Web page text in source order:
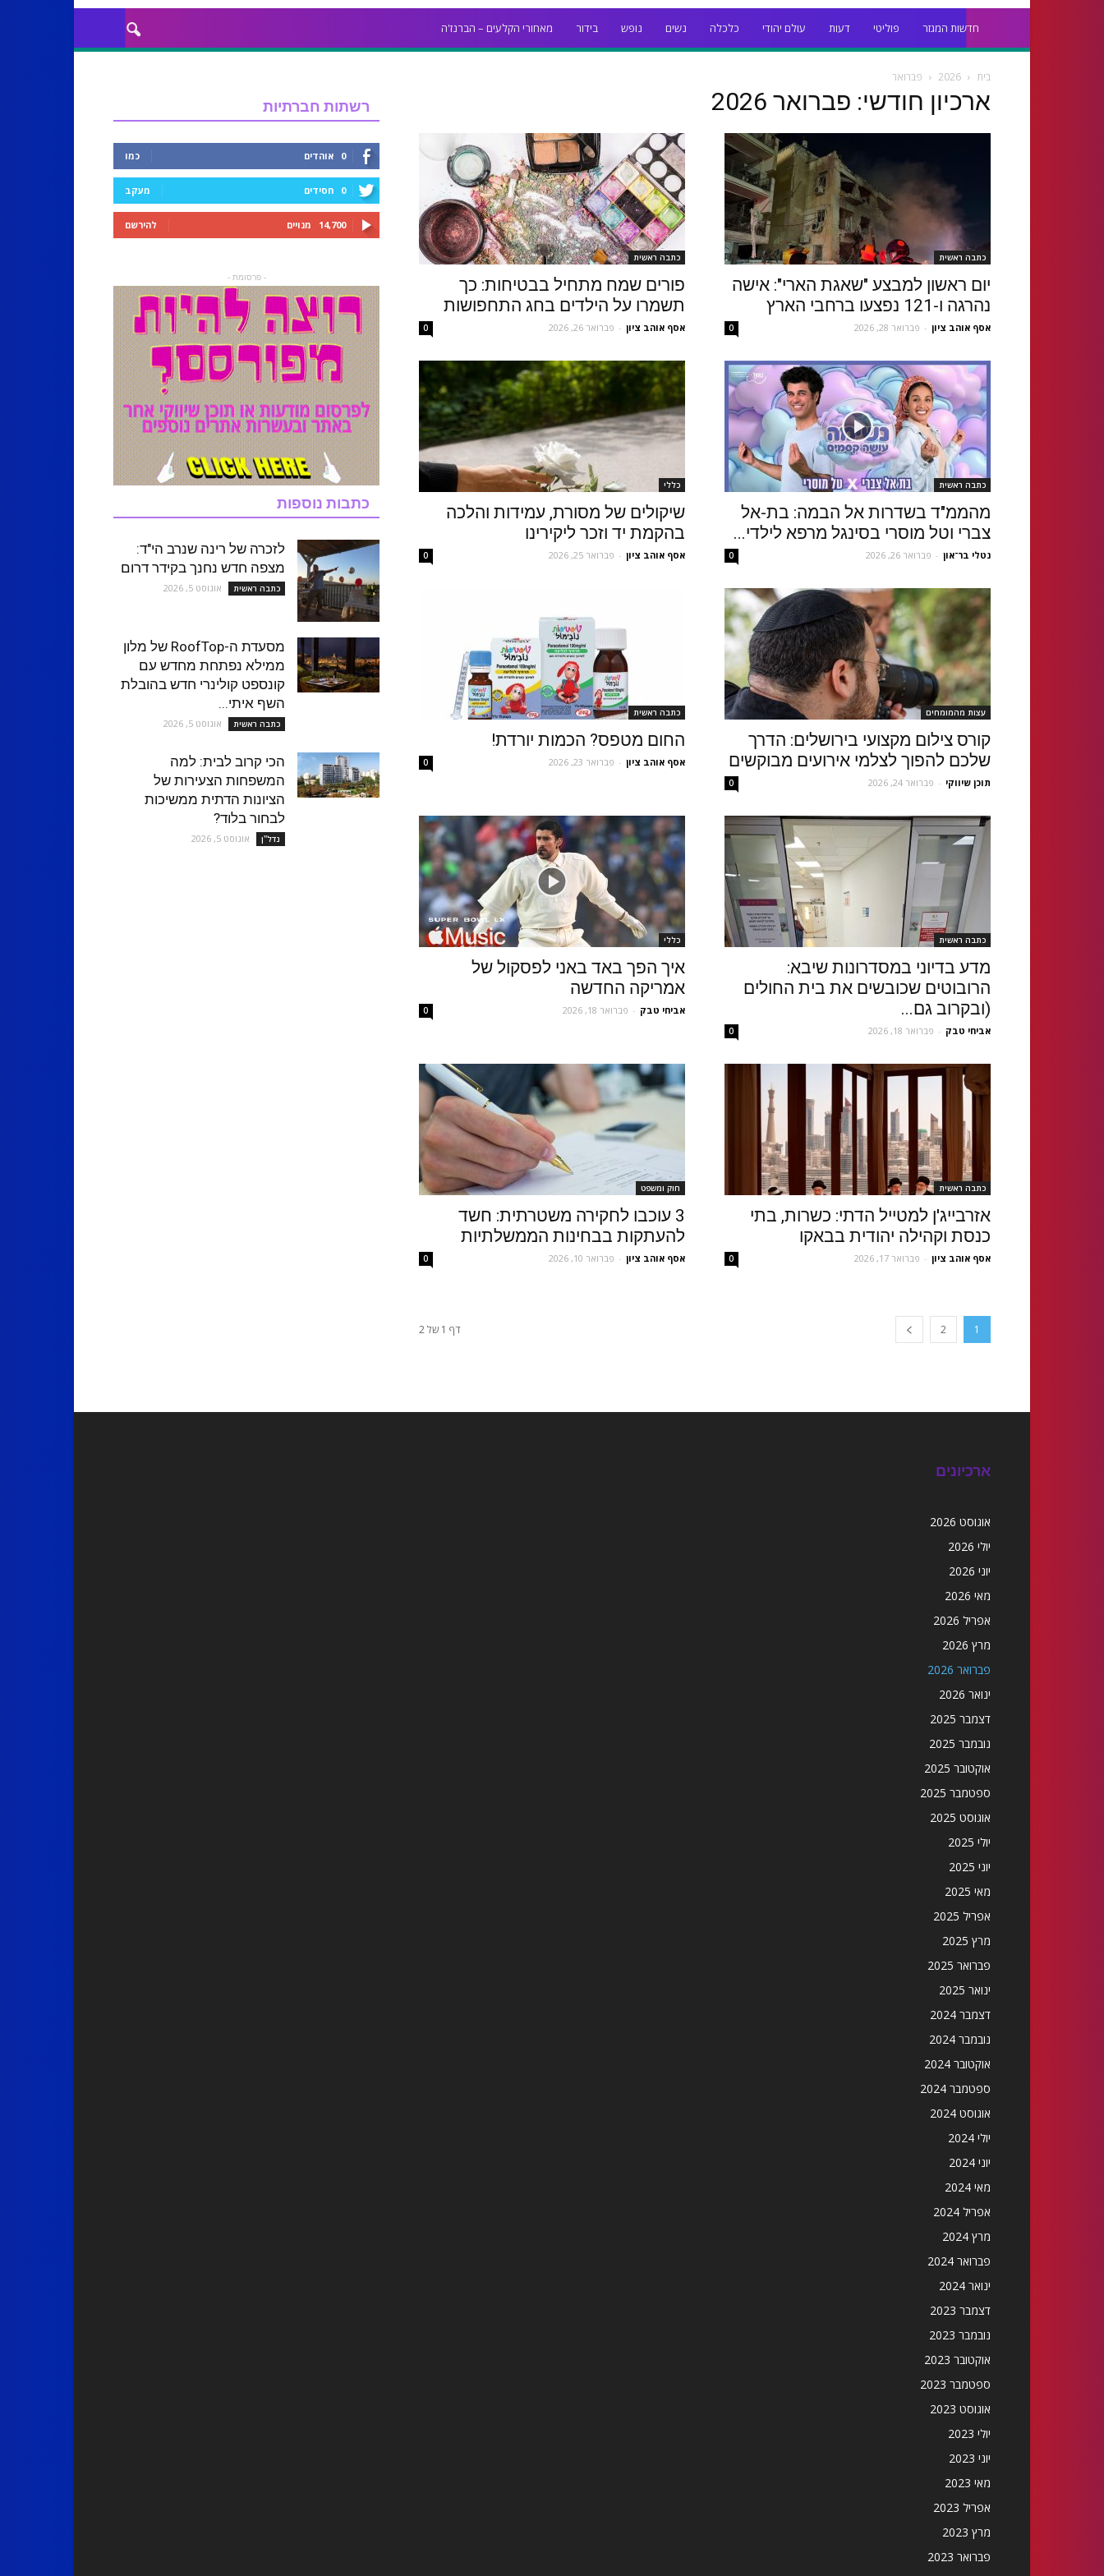
חדשות המגזר פוליטי דעות עולם יהודי כלכלה נשים נופש בידור מאחורי הקלעים – הברנז'ה
בית 2026 פברואר
ארכיון חודשי: פברואר 2026
כתבה ראשית
יום ראשון למבצע "שאגת הארי": אישה
נהרגה ו-121 נפצעו ברחבי הארץ
אסף אוהב ציון - פברואר 28, 2026 0
כתבה ראשית
פורים שמח מתחיל בבטיחות: כך
תשמרו על הילדים בחג התחפושות
אסף אוהב ציון - פברואר 26, 2026 0
כתבה ראשית
מהממ"ד בשדרות אל הבמה: בת-אל
צברי וטל מוסרי בסינגל מרפא לילדי...
נטלי בר־און - פברואר 26, 2026 0
כללי
שיקולים של מסורת, עמידות והלכה
בהקמת יד וזכר ליקירינו
אסף אוהב ציון - פברואר 25, 2026 0
עצות מהמומחים
קורס צילום מקצועי בירושלים: הדרך
שלכם להפוך לצלמי אירועים מבוקשים
תוכן שיווקי - פברואר 24, 2026 0
כתבה ראשית
החום מטפס? הכמות יורדת!
אסף אוהב ציון - פברואר 23, 2026 0
כתבה ראשית
מדע בדיוני במסדרונות שיבא:
הרובוטים שכובשים את בית החולים
(ובקרוב גם...
אביחי טבק - פברואר 18, 2026 0
כללי
איך הפך באד באני לפסקול של
אמריקה החדשה
אביחי טבק - פברואר 18, 2026 0
כתבה ראשית
אזרבייג'ן למטייל הדתי: כשרות, בתי
כנסת וקהילה יהודית בבאקו
אסף אוהב ציון - פברואר 17, 2026 0
חוק ומשפט
3 עוכבו לחקירה משטרתית: חשד
להעתקות בבחינות הממשלתיות
אסף אוהב ציון - פברואר 10, 2026 0
1
2 דף 1 של 2
רשתות חברתיות
0 אוהדים כמו
0 חסידים מעקב
14,700 מנויים להירשם
- פרסומת -
כתבות נוספות
לזכרה של רינה שנרב הי"ד:
מצפה חדש נחנך בקידר דרום
כתבה ראשית אוגוסט 5, 2026
מסעדת ה-RoofTop של מלון
ממילא נפתחת מחדש עם
קונספט קולינרי חדש בהובלת
השף איתי...
כתבה ראשית אוגוסט 5, 2026
הכי קרוב לבית: למה
המשפחות הצעירות של
הציונות הדתית ממשיכות
לבחור בלוד?
נדל''ן אוגוסט 5, 2026
ארכיונים
אוגוסט 2026
יולי 2026
יוני 2026
מאי 2026
אפריל 2026
מרץ 2026
פברואר 2026
ינואר 2026
דצמבר 2025
נובמבר 2025
אוקטובר 2025
ספטמבר 2025
אוגוסט 2025
יולי 2025
יוני 2025
מאי 2025
אפריל 2025
מרץ 2025
פברואר 2025
ינואר 2025
דצמבר 2024
נובמבר 2024
אוקטובר 2024
ספטמבר 2024
אוגוסט 2024
יולי 2024
יוני 2024
מאי 2024
אפריל 2024
מרץ 2024
פברואר 2024
ינואר 2024
דצמבר 2023
נובמבר 2023
אוקטובר 2023
ספטמבר 2023
אוגוסט 2023
יולי 2023
יוני 2023
מאי 2023
אפריל 2023
מרץ 2023
פברואר 2023